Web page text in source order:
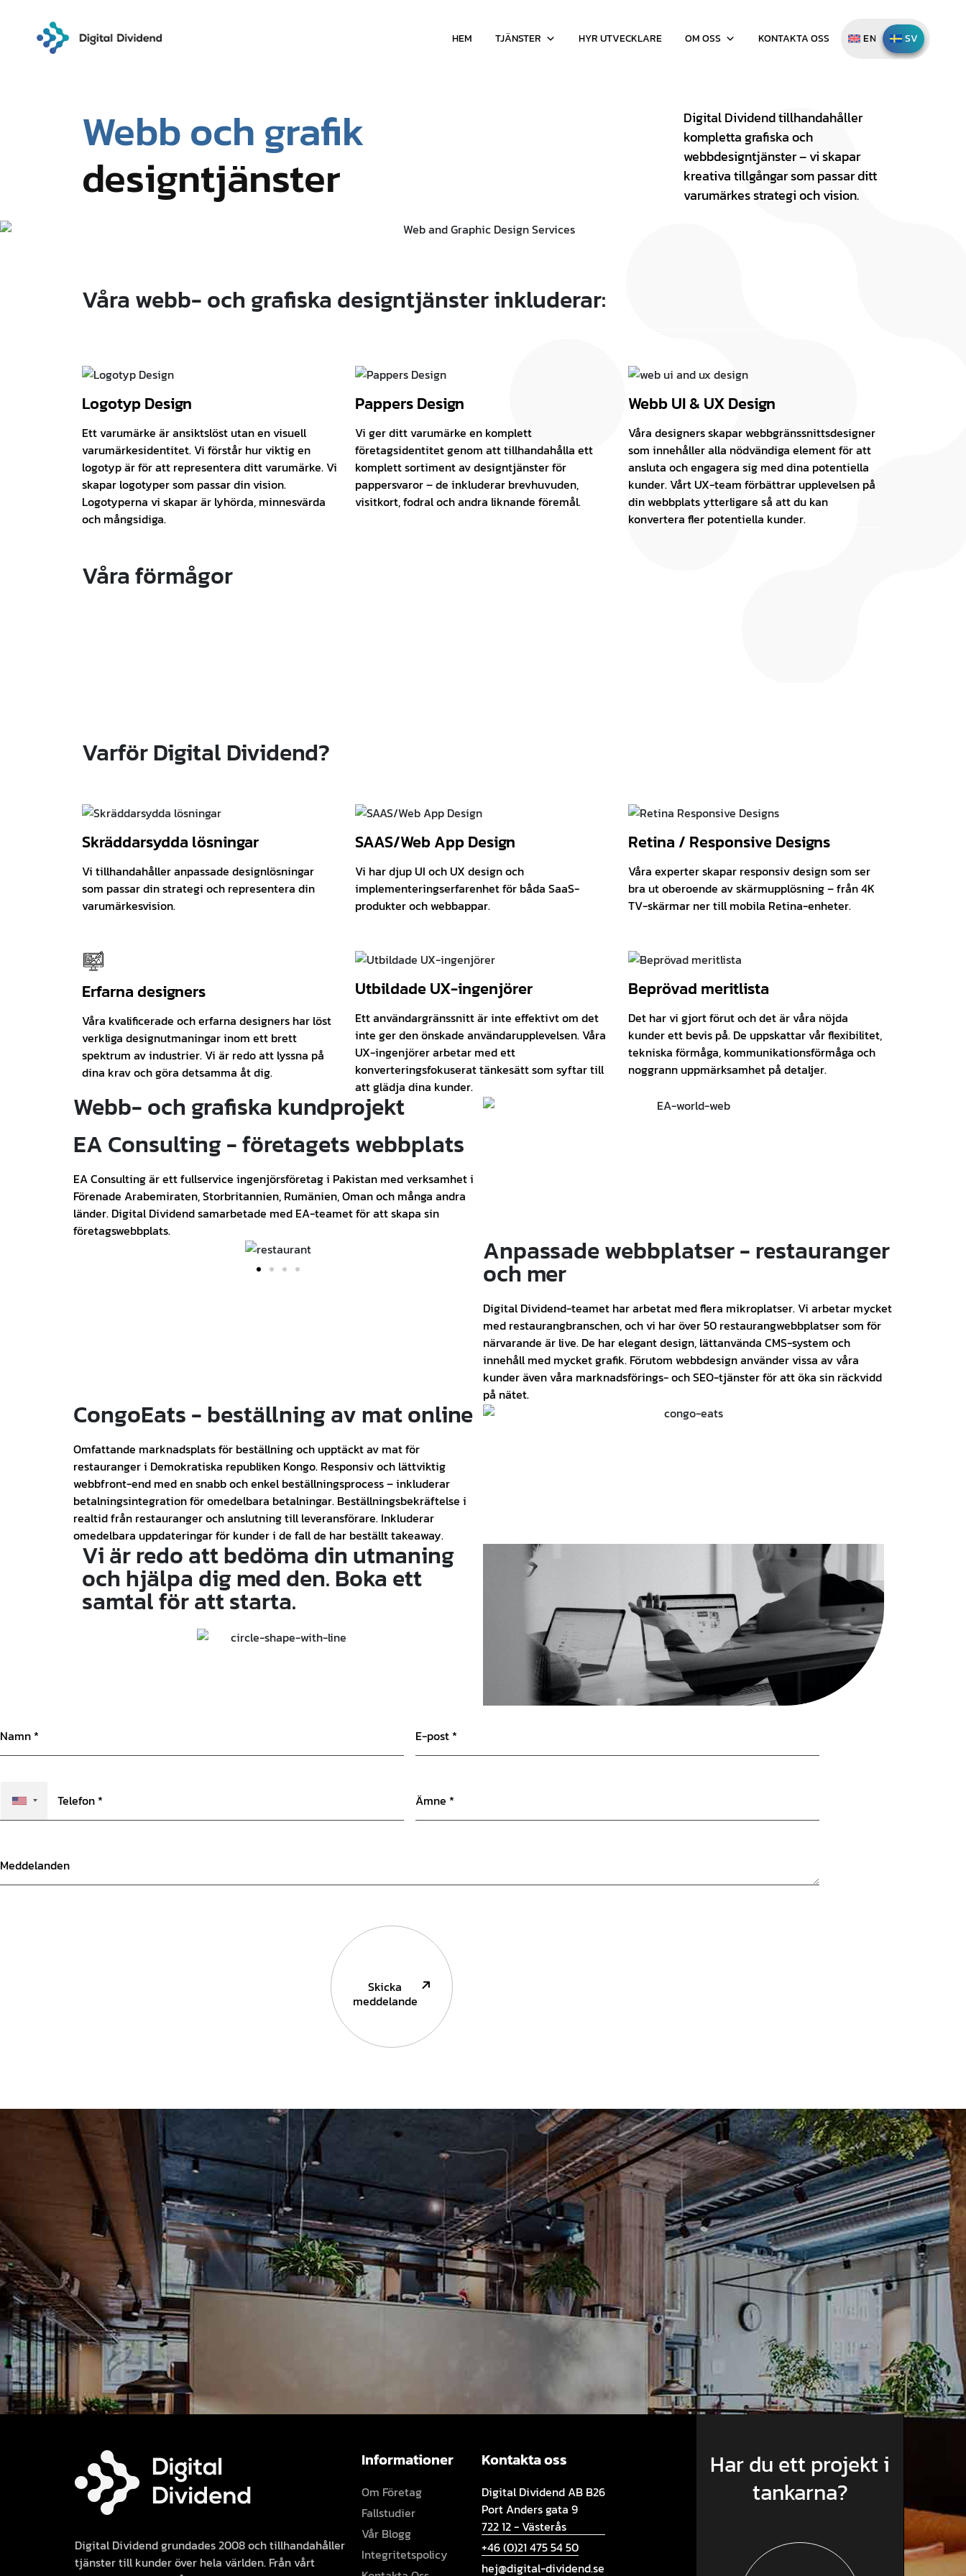
HEM TJÄNSTER HYR UTVECKLARE OM OSS KONTAKTA OSS ENGLISHSVENSKA
Webb och grafik
designtjänster
Digital Dividend tillhandahåller
kompletta grafiska och
webbdesigntjänster – vi skapar
kreativa tillgångar som passar ditt
varumärkes strategi och vision.
Våra webb- och grafiska designtjänster inkluderar:
Logotyp Design
Ett varumärke är ansiktslöst utan en visuell
varumärkesidentitet. Vi förstår hur viktig en
logotyp är för att representera ditt varumärke. Vi
skapar logotyper som passar din vision.
Logotyperna vi skapar är lyhörda, minnesvärda
och mångsidiga.
Pappers Design
Vi ger ditt varumärke en komplett
företagsidentitet genom att tillhandahålla ett
komplett sortiment av designtjänster för
pappersvaror – de inkluderar brevhuvuden,
visitkort, fodral och andra liknande föremål.
Webb UI & UX Design
Våra designers skapar webbgränssnittsdesigner
som innehåller alla nödvändiga element för att
ansluta och engagera sig med dina potentiella
kunder. Vårt UX-team förbättrar upplevelsen på
din webbplats ytterligare så att du kan
konvertera fler potentiella kunder.
Våra förmågor
Varför Digital Dividend?
Skräddarsydda lösningar
Vi tillhandahåller anpassade designlösningar
som passar din strategi och representera din
varumärkesvision.
SAAS/Web App Design
Vi har djup UI och UX design och
implementeringserfarenhet för båda SaaS-
produkter och webbappar.
Retina / Responsive Designs
Våra experter skapar responsiv design som ser
bra ut oberoende av skärmupplösning – från 4K
TV-skärmar ner till mobila Retina-enheter.
Erfarna designers
Våra kvalificerade och erfarna designers har löst
verkliga designutmaningar inom ett brett
spektrum av industrier. Vi är redo att lyssna på
dina krav och göra detsamma åt dig.
Utbildade UX-ingenjörer
Ett användargränssnitt är inte effektivt om det
inte ger den önskade användarupplevelsen. Våra
UX-ingenjörer arbetar med ett
konverteringsfokuserat tänkesätt som syftar till
att glädja dina kunder.
Beprövad meritlista
Det har vi gjort förut och det är våra nöjda
kunder ett bevis på. De uppskattar vår flexibilitet,
tekniska förmåga, kommunikationsförmåga och
noggrann uppmärksamhet på detaljer.
Webb- och grafiska kundprojekt
EA Consulting - företagets webbplats
EA Consulting är ett fullservice ingenjörsföretag i Pakistan med verksamhet i
Förenade Arabemiraten, Storbritannien, Rumänien, Oman och många andra
länder. Digital Dividend samarbetade med EA-teamet för att skapa sin
företagswebbplats.
Anpassade webbplatser - restauranger
och mer
Digital Dividend-teamet har arbetat med flera mikroplatser. Vi arbetar mycket
med restaurangbranschen, och vi har över 50 restaurangwebbplatser som för
närvarande är live. De har elegant design, lättanvända CMS-system och
innehåll med mycket grafik. Förutom webbdesign använder vissa av våra
kunder även våra marknadsförings- och SEO-tjänster för att öka sin räckvidd
på nätet.
CongoEats - beställning av mat online
Omfattande marknadsplats för beställning och upptäckt av mat för
restauranger i Demokratiska republiken Kongo. Responsiv och lättviktig
webbfront-end med en snabb och enkel beställningsprocess – inkluderar
betalningsintegration för omedelbara betalningar. Beställningsbekräftelse i
realtid från restauranger och anslutning till leveransförare. Inkluderar
omedelbara uppdateringar för kunder i de fall de har beställt takeaway.
Vi är redo att bedöma din utmaning
och hjälpa dig med den. Boka ett
samtal för att starta.
Skicka
meddelande
Digital Dividend grundades 2008 och tillhandahåller
tjänster till kunder över hela världen. Från vårt
Informationer
Om Företag
Fallstudier
Vår Blogg
Integritetspolicy
Kontakta oss
Digital Dividend AB B26
Port Anders gata 9
722 12 - Västerås
+46 (0)21 475 54 50
hej@digital-dividend.se
Har du ett projekt i
tankarna?